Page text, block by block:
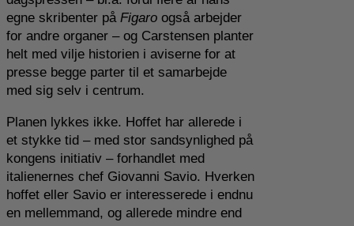
egne skribenter på Figaro også arbejder
for andre organer – og Carstensen planter
helt med vilje historien i aviserne for at
presse begge parter til et samarbejde
med sig selv i centrum.
Planen lykkes ikke. Hoffet har allerede i
et stykke tid – med stor sandsynlighed på
kongens initiativ – forhandlet med
italienernes chef Giovanni Savio. Hverken
hoffet eller Savio er interesserede i endnu
en mellemmand, og allerede mindre end